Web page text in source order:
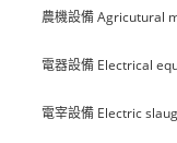
農機設備 Agricutural
電器設備 Electrical
電宰設備 Electric